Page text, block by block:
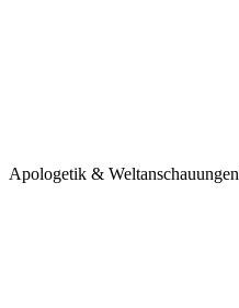
Apologetik & Weltanschauungen